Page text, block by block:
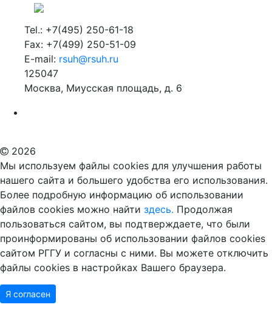
Tel.: +7(495) 250-61-18
Fax: +7(499) 250-51-09
E-mail: rsuh@rsuh.ru
125047
Москва, Миусская площадь, д. 6
2026
Мы используем файлы cookies для улучшения работы
нашего сайта и большего удобства его использования.
Более подробную информацию об использовании
файлов cookies можно найти здесь. Продолжая
пользоваться сайтом, вы подтверждаете, что были
проинформированы об использовании файлов cookies
сайтом РГГУ и согласны с ними. Вы можете отключить
файлы cookies в настройках Вашего браузера.
Я согласен